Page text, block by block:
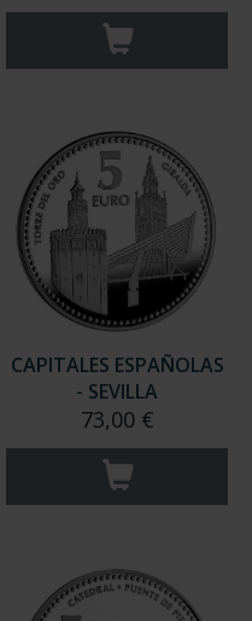
CAPITALES ESPAÑOLAS
- SEVILLA
73,00 €